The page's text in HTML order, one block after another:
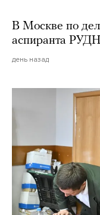
В Москве по
аспиранта
день назад